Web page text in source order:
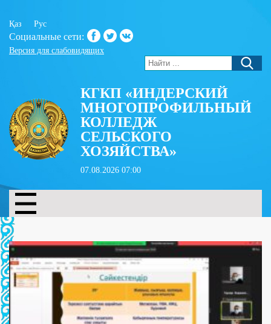
Қаз Рус
Социальные сети:
Версия для слабовидящих
КГКП «ИНДЕРСКИЙ
МНОГОПРОФИЛЬНЫЙ
КОЛЛЕДЖ
СЕЛЬСКОГО
ХОЗЯЙСТВА»
07.08.2026 07:00